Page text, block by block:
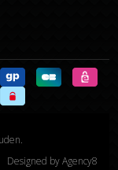
Designed byAgency8